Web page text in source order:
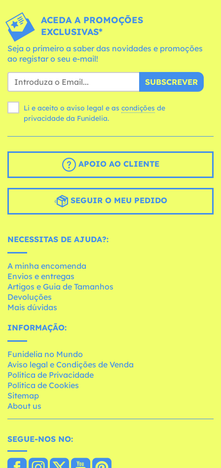
ACEDA A PROMOÇÕES
EXCLUSIVAS*
Seja o primeiro a saber das novidades e promoções
ao registar o seu e-mail!
SUBSCREVER
Li e aceito o aviso legal e as condições
privacidade da Funidelia.
APOIO AO CLIENTE
SEGUIR O MEU PEDIDO
NECESSITAS DE AJUDA?:
A minha encomenda
Envios e entregas
Artigos e Guia de Tamanhos
Devoluções
Mais dúvidas
INFORMAÇÃO:
Funidelia no Mundo
Aviso legal e Condições de Venda
Política de Privacidade
Política de Cookies
Sitemap
About us
SEGUE-NOS NO: